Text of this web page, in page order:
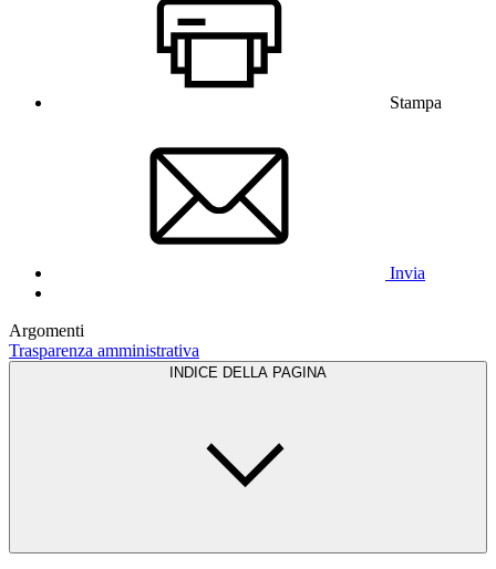
Stampa
Invia
Argomenti
Trasparenza amministrativa
INDICE DELLA PAGINA